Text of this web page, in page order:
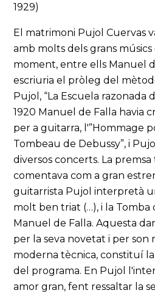
1929)
El matrimoni Pujol Cuervas
amb molts dels grans músics
moment, entre ells Manuel
escriuria el pròleg del
Pujol, “La Escuela razonada
1920 Manuel de Falla havia
per a guitarra, l'”Hommage
Tombeau de Debussy”, i
diversos concerts. La
comentava com a gran
guitarrista Pujol interpretà
molt ben triat (…), i la Tomba
Manuel de Falla. Aquesta
per la seva novetat i per son
moderna tècnica, constituí
del programa. En Pujol
amor gran, fent ressaltar la